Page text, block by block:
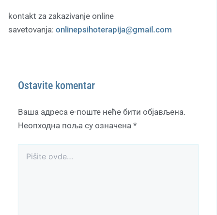
kontakt za zakazivanje online
savetovanja: onlinepsihoterapija@gmail.com
Ostavite komentar
Ваша адреса е-поште неће бити објављена.
Неопходна поља су означена *